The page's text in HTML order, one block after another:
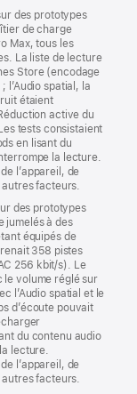
des prototypes
de charge
Max, tous les
La liste de lecture
Store (encodage
l’Audio spatial, la
étaient
active du
tests consistaient
en lisant du
la lecture.
l’appareil, de
facteurs.
des prototypes
jumelés à des
équipés de
358 pistes
256 kbit/s). Le
le volume réglé sur
l’Audio spatial et le
d’écoute pouvait
du contenu audio
lecture.
l’appareil, de
autres facteurs.